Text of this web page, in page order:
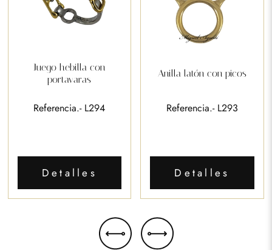
Juego hebilla con
portavaras
Referencia.- L294
Detalles
Anilla latón con picos
Referencia.- L293
Detalles